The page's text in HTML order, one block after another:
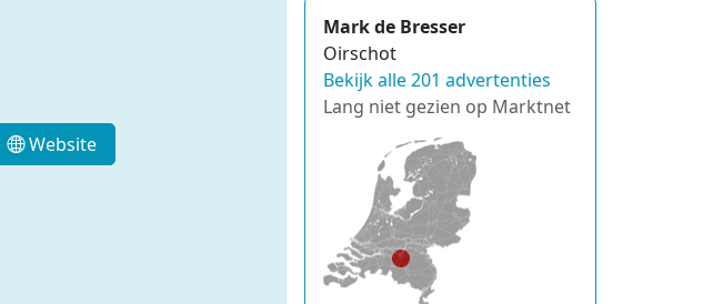
Website
Mark de Bresser
Oirschot
Bekijk alle 201 advertenties
Lang niet gezien op Marktnet